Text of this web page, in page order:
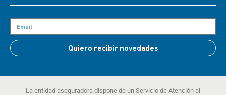
Quiero recibir novedades
La entidad aseguradora dispone de un Servicio de Atención al